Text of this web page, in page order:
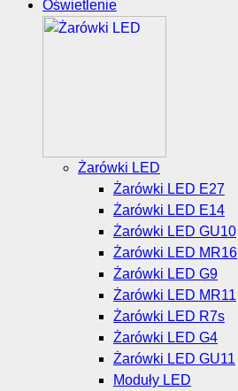
Oświetlenie
Żarówki LED
Żarówki LED E27
Żarówki LED E14
Żarówki LED GU10
Żarówki LED MR16
Żarówki LED G9
Żarówki LED MR11
Żarówki LED R7s
Żarówki LED G4
Żarówki LED GU11
Moduły LED